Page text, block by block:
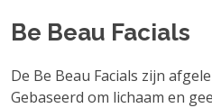
Be Beau Facials
De Be Beau Facials zijn
Gebaseerd om lichaam en